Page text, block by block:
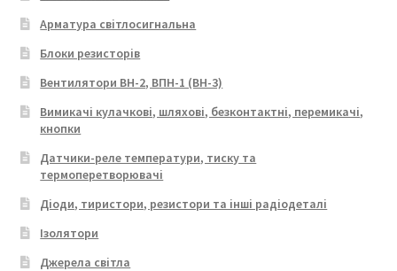
Арматура світлосигнальна
Блоки резисторів
Вентилятори ВН-2, ВПН-1 (ВН-3)
Вимикачі кулачкові, шляхові, безконтактні, перемикачі,
кнопки
Датчики-реле температури, тиску та
термоперетворювачі
Діоди, тиристори, резистори та інші радіодеталі
Ізолятори
Джерела світла